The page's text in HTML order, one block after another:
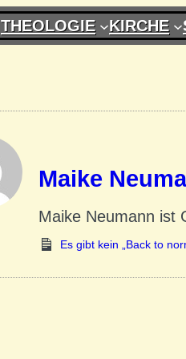
THEOLOGIE KIRCHE
Maike
Maike Neumann ist
Es gibt kein „Back to